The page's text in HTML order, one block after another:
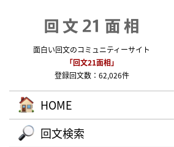
面白い回文のコミュニティーサイト
「回文21面相」
登録回文数：62,026件
HOME
回文検索